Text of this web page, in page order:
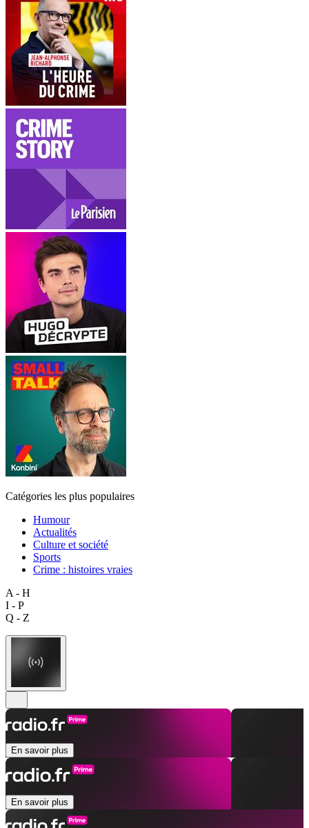
Catégories les plus populaires
Humour
Actualités
Culture et société
Sports
Crime : histoires vraies
A - H
I - P
Q - Z
En savoir plus
En savoir plus